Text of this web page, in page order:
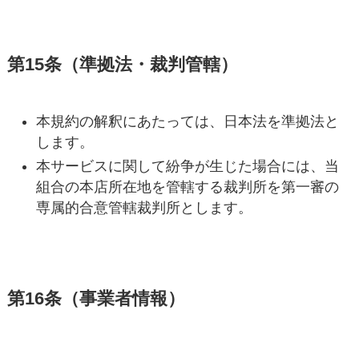
第15条（準拠法・裁判管轄）
本規約の解釈にあたっては、日本法を準拠法と
します。
本サービスに関して紛争が生じた場合には、当
組合の本店所在地を管轄する裁判所を第一審の
専属的合意管轄裁判所とします。
第16条（事業者情報）